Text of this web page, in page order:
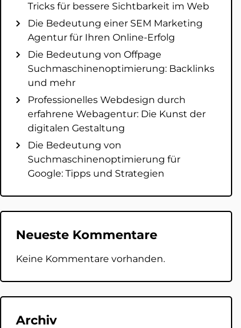
Tricks für bessere Sichtbarkeit im Web
Die Bedeutung einer SEM Marketing
Agentur für Ihren Online-Erfolg
Die Bedeutung von Offpage
Suchmaschinenoptimierung: Backlinks
und mehr
Professionelles Webdesign durch
erfahrene Webagentur: Die Kunst der
digitalen Gestaltung
Die Bedeutung von
Suchmaschinenoptimierung für
Google: Tipps und Strategien
Neueste Kommentare
Keine Kommentare vorhanden.
Archiv